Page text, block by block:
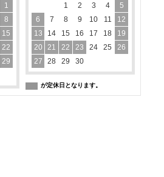
1
8
15
22
29
1 2 3 4
5
6
7 8 9 10 11
12
13
14 15 16 17 18
19
20
21 22 23 24 25
26
27
28 29 30
が定休日となります。